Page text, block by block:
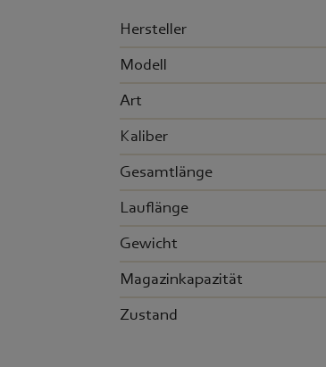
Hersteller
Modell
Art
Kaliber
Gesamtlänge
Lauflänge
Gewicht
Magazinkapazität
Zustand